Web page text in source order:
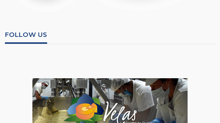
FOLLOW US